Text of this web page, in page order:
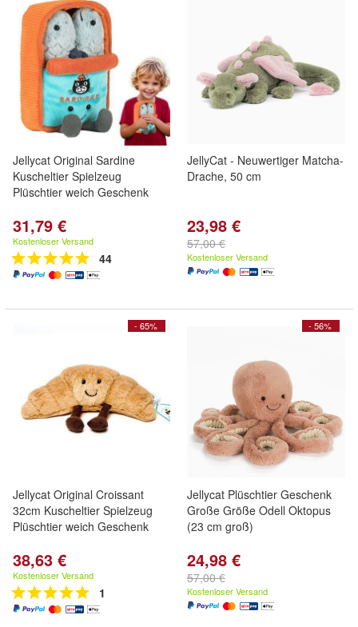
Jellycat Original Sardine
Kuscheltier Spielzeug
Plüschtier weich Geschenk
31,79 €
Kostenloser Versand
44
JellyCat - Neuwertiger Matcha-
Drache, 50 cm
23,98 €
57,00 €
Kostenloser Versand
- 65%
Jellycat Original Croissant
32cm Kuscheltier Spielzeug
Plüschtier weich Geschenk
38,63 €
Kostenloser Versand
1
- 56%
Jellycat Plüschtier Geschenk
Große Größe Odell Oktopus
(23 cm groß)
24,98 €
57,00 €
Kostenloser Versand